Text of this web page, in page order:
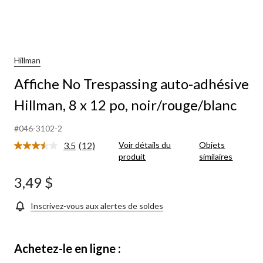
Hillman
Affiche No Trespassing auto-adhésive
Hillman, 8 x 12 po, noir/rouge/blanc
#046-3102-2
3.5 Lire
la
(12)
Voir détails du
produit
Objets
similaires
3,49 $
Inscrivez-vous aux alertes de soldes
Achetez-le en ligne :